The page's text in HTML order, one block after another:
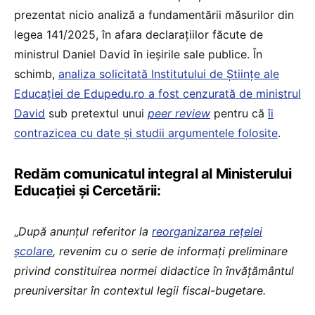
prezentat nicio analiză a fundamentării măsurilor din
legea 141/2025, în afara declarațiilor făcute de
ministrul Daniel David în ieșirile sale publice. În
schimb, analiza solicitată Institutului de Științe ale
Educației de Edupedu.ro a fost cenzurată de ministrul
David sub pretextul unui peer review pentru căîi
contrazicea cu date și studii argumentele folosite.
Redăm comunicatul integral al Ministerului
Educației și Cercetării:
„După anunțul referitor la reorganizarea rețelei
școlare, revenim cu o serie de informați preliminare
privind constituirea normei didactice în învățământul
preuniversitar în contextul legii fiscal-bugetare.